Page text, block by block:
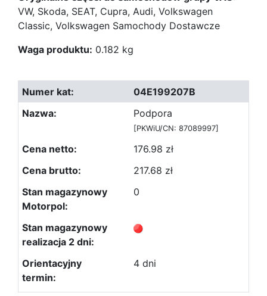
VW, Skoda, SEAT, Cupra, Audi, Volkswagen
Classic, Volkswagen Samochody Dostawcze
Waga produktu: 0.182 kg
04E199207B
Podpora
[PKWiU/CN: 87089997]
176.98 zł
217.68 zł
0
4 dni